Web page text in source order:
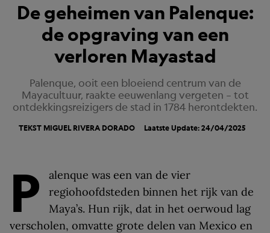
De geheimen van Palenque:
de opgraving van een
verloren Mayastad
Palenque, ooit een bloeiend centrum van de
Mayacultuur, raakte eeuwenlang vergeten – tot
ontdekkingsreizigers de stad in 1784 herontdekten.
TEKST MIGUEL RIVERA DORADO Laatste Update: 24/04/2025
P
alenque was een van de vier
regiohoofdsteden binnen het rijk van de
Maya’s. Hun rijk, dat in het oerwoud lag
verscholen, omvatte grote delen van Mexico en